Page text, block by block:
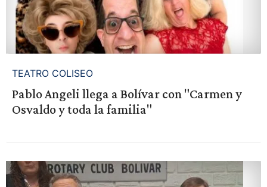
TEATRO COLISEO
Pablo Angeli llega a Bolívar con "Carmen y
Osvaldo y toda la familia"